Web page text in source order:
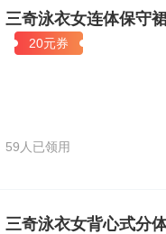
三奇泳衣女连体保守
20元券
59人已领用
三奇泳衣女背心式分